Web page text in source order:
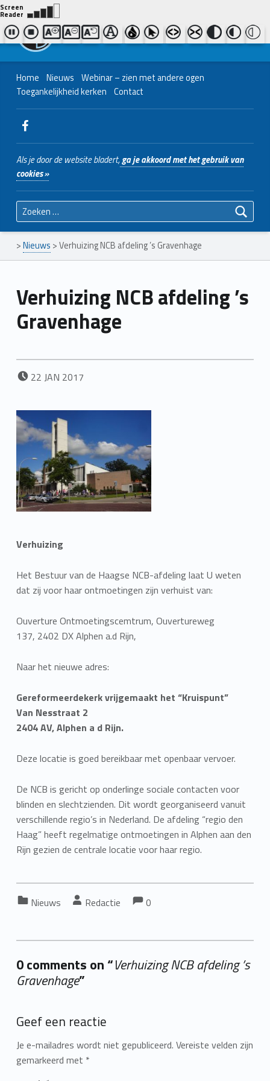
Contact ons
| Bel ons
038 - 427 04 48
Home Nieuws Webinar – zien met andere ogen
Toegankelijkheid kerken Contact
WebMan on Facebook
Als je door de website bladert,ga je akkoord met het gebruik van
cookies »
Zoeken naar:
>Nieuws >Verhuizing NCB afdeling ’s Gravenhage
Verhuizing NCB afdeling ’s
Gravenhage
POSTED ON:
22 JAN 2017
Verhuizing
Het Bestuur van de Haagse NCB-afdeling laat U weten
dat zij voor haar ontmoetingen zijn verhuist van:
Ouverture Ontmoetingscemtrum, Ouvertureweg
137, 2402 DX Alphen a.d Rijn,
Naar het nieuwe adres:
Gereformeerdekerk vrijgemaakt het “Kruispunt”
Van Nesstraat 2
2404 AV, Alphen a d Rijn.
Deze locatie is goed bereikbaar met openbaar vervoer.
De NCB is gericht op onderlinge sociale contacten voor
blinden en slechtzienden. Dit wordt georganiseerd vanuit
verschillende regio’s in Nederland. De afdeling “regio den
Haag” heeft regelmatige ontmoetingen in Alphen aan den
Rijn gezien de centrale locatie voor haar regio.
Nieuws Redactie
Comments:
0
0 comments on “Verhuizing NCB afdeling ’s
Gravenhage”
Geef een reactie
Je e-mailadres wordt niet gepubliceerd. Vereiste velden zijn
gemarkeerd met *